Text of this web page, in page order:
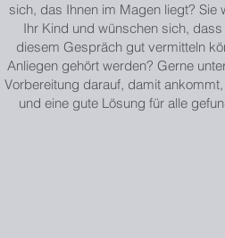
sich, das Ihnen im Magen liegt? Sie
Ihr Kind und wünschen sich,
diesem Gespräch gut vermitteln
Anliegen gehört werden? Gerne
Vorbereitung darauf, damit
und eine gute Lösung für alle